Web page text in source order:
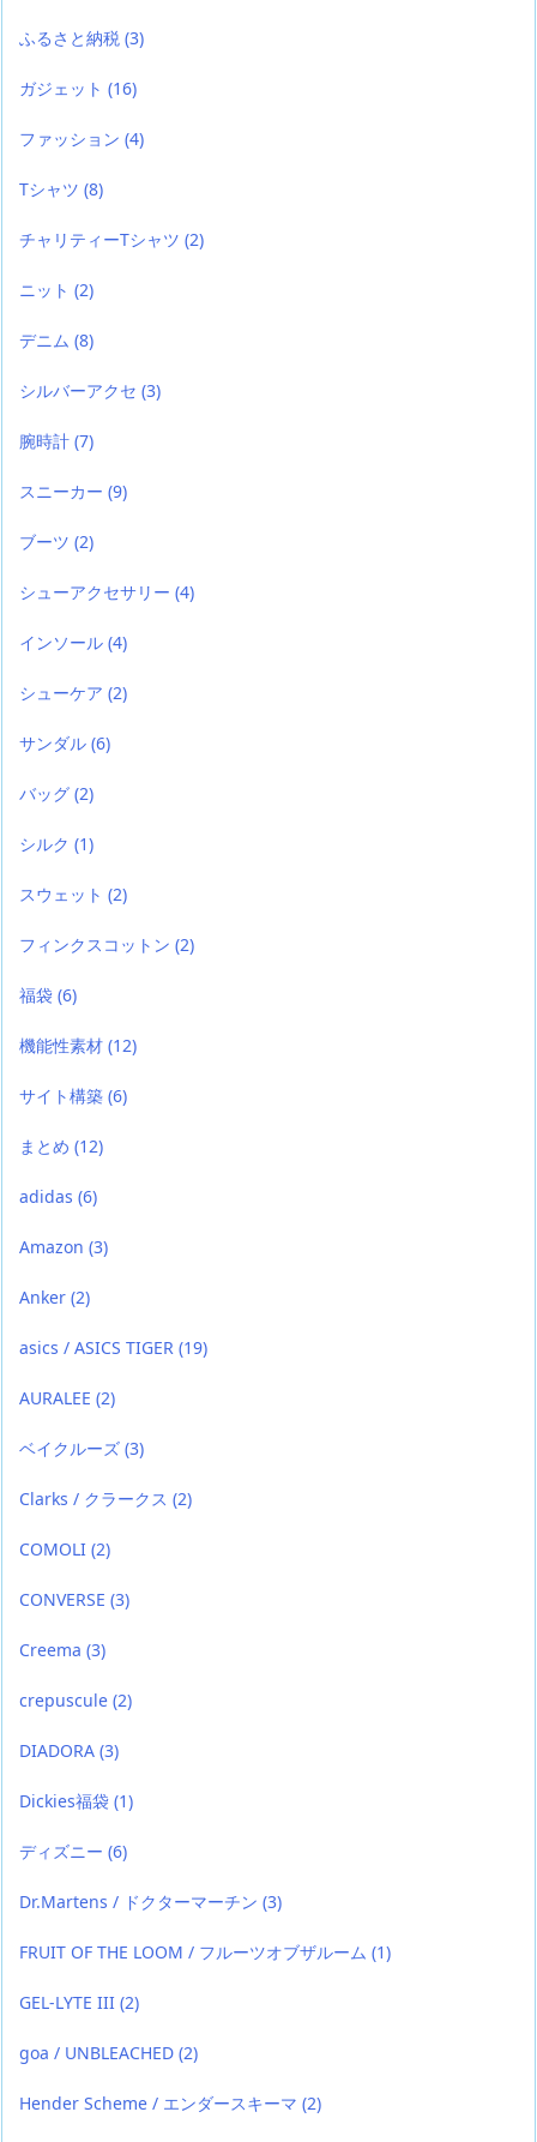
ふるさと納税 (3)
ガジェット (16)
ファッション (4)
Tシャツ (8)
チャリティーTシャツ (2)
ニット (2)
デニム (8)
シルバーアクセ (3)
腕時計 (7)
スニーカー (9)
ブーツ (2)
シューアクセサリー (4)
インソール (4)
シューケア (2)
サンダル (6)
バッグ (2)
シルク (1)
スウェット (2)
フィンクスコットン (2)
福袋 (6)
機能性素材 (12)
サイト構築 (6)
まとめ (12)
adidas (6)
Amazon (3)
Anker (2)
asics / ASICS TIGER (19)
AURALEE (2)
ベイクルーズ (3)
Clarks / クラークス (2)
COMOLI (2)
CONVERSE (3)
Creema (3)
crepuscule (2)
DIADORA (3)
Dickies福袋 (1)
ディズニー (6)
Dr.Martens / ドクターマーチン (3)
FRUIT OF THE LOOM / フルーツオブザルーム (1)
GEL-LYTE III (2)
goa / UNBLEACHED (2)
Hender Scheme / エンダースキーマ (2)